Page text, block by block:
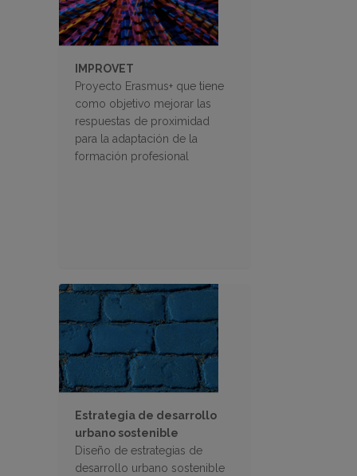
IMPROVET
Proyecto Erasmus+ que tiene
como objetivo mejorar las
respuestas de proximidad
para la adaptación de la
formación profesional
Estrategia de desarrollo
urbano sostenible
Diseño de estrategias de
desarrollo urbano sostenible